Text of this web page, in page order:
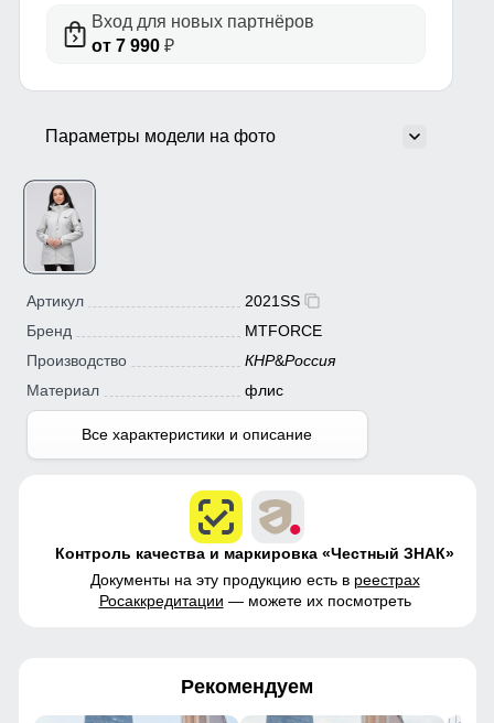
Вход для новых партнёров
от 7 990₽
Параметры модели на фото
Артикул
2021SS
Бренд
MTFORCE
Производство
КНР&Россия
Материал
флис
Все характеристики и описание
Контроль качества и маркировка «Честный ЗНАК»
Документы на эту продукцию есть в реестрах
Росаккредитации — можете их посмотреть
Рекомендуем